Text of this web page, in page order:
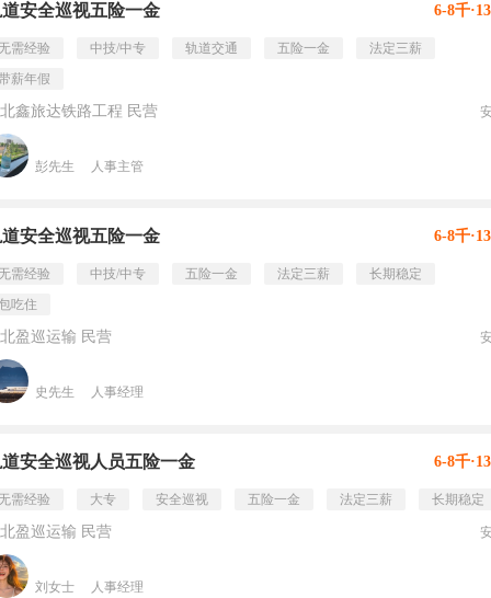
安全巡视五险一金 6-8千
需经验 中技/中专 轨道交通 五险一金
法定三薪
薪年假
鑫旅达铁路工程 民营
彭先生 人事主管
安全巡视五险一金 6-8千
需经验 中技/中专 五险一金 法定三薪
长期稳定
吃住
盈巡运输 民营
史先生 人事经理
安全巡视人员五险一金 6-8千
需经验 大专 安全巡视 五险一金 法定三薪 长期稳定
盈巡运输 民营
刘女士 人事经理